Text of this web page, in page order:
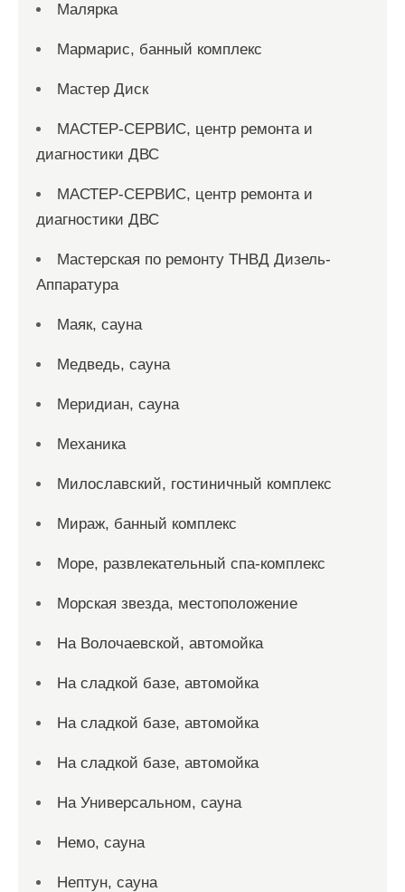
Малярка
Мармарис, банный комплекс
Мастер Диск
МАСТЕР-СЕРВИС, центр ремонта и
диагностики ДВС
МАСТЕР-СЕРВИС, центр ремонта и
диагностики ДВС
Мастерская по ремонту ТНВД Дизель-
Аппаратура
Маяк, сауна
Медведь, сауна
Меридиан, сауна
Механика
Милославский, гостиничный комплекс
Мираж, банный комплекс
Море, развлекательный спа-комплекс
Морская звезда, местоположение
На Волочаевской, автомойка
На сладкой базе, автомойка
На сладкой базе, автомойка
На сладкой базе, автомойка
На Универсальном, сауна
Немо, сауна
Нептун, сауна